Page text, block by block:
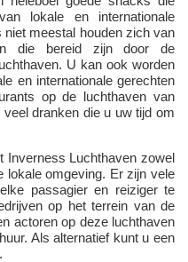
lokale en internationale
meestal houden zich van
die bereid zijn door de
U kan ook worden
en internationale gerechten
op de luchthaven van
dranken die u uw tijd om
Inverness Luchthaven zowel
lokale omgeving. Er zijn vele
passagier en reiziger te
op het terrein van de
actoren op deze luchthaven
Als alternatief kunt u een